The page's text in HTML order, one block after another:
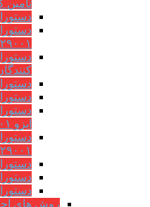
تامین
۲۹۰۰۱
کنندگان
ایزو ۲۹۰۰۱
۲۹۰۰۱
روش های اجرایی